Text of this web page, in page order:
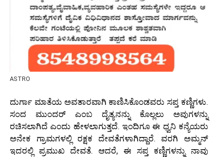
ASTRO
ದುರ್ಗಾ ಮಾತೆಯ ಅವತಾರವಾಗಿ ಕಾಣಿಸಿಕೊಂಡವರು ಸಪ್ತ ಕಣ್ಣಿಗಳು.
ಸಂದ ಮುಂದರ್ ಎಂಬ ದೈತ್ಯನನ್ನು ಕೊಲ್ಲಲು ಅವುಗಳನ್ನು
ರಚಿಸಲಾಗಿದೆ ಎಂದು ಹೇಳಲಾಗುತ್ತದೆ. ಇಂದಿಗೂ ಈ ಧ್ವನಿ ಕನ್ಯೆಯರು
ಅನೇಕ ಗ್ರಾಮಗಳಲ್ಲಿ ರಕ್ಷಕ ದೇವತೆಗಳಾಗಿದ್ದಾರೆ. ವರಗಿ ಅಮ್ಮನ್
ಇದರಲ್ಲಿ ಪ್ರಮುಖ ದೇವತೆ. ಆದರೆ, ಈ ಸಪ್ತ ಕಣ್ಣಿಗಳನ್ನು ನಾವು